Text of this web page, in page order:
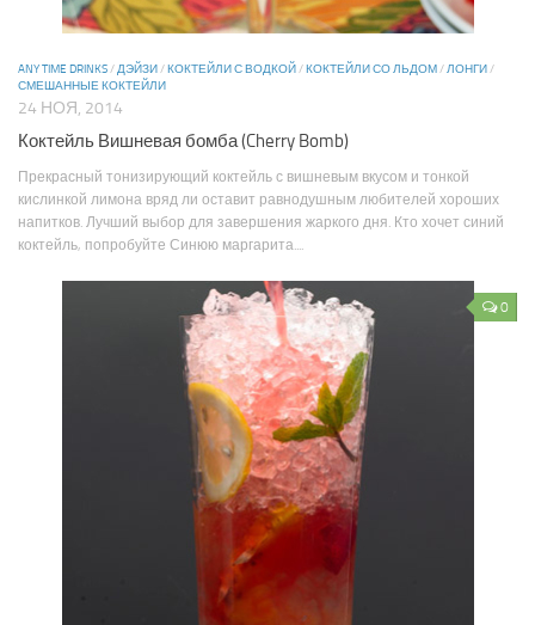
ANY TIME DRINKS/ДЭЙЗИ/КОКТЕЙЛИ С ВОДКОЙ/КОКТЕЙЛИ СО ЛЬДОМ/ЛОНГИ/
СМЕШАННЫЕ КОКТЕЙЛИ
24 НОЯ, 2014
Коктейль Вишневая бомба (Cherry Bomb)
Прекрасный тонизирующий коктейль с вишневым вкусом и тонкой
кислинкой лимона вряд ли оставит равнодушным любителей хороших
напитков. Лучший выбор для завершения жаркого дня. Кто хочет синий
коктейль, попробуйте Синюю маргарита....
0